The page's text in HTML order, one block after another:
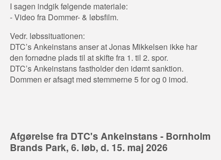
I sagen indgik følgende materiale:
- Video fra Dommer- & løbsfilm.
Vedr. løbssituationen:
DTC’s Ankeinstans anser at Jonas Mikkelsen ikke har
den fornødne plads til at skifte fra 1. til 2. spor.
DTC’s Ankeinstans fastholder den idømt sanktion.
Dommen er afsagt med stemmerne 5 for og 0 imod.
Afgørelse fra DTC's Ankeinstans - Bornholm
Brands Park, 6. løb, d. 15. maj 2026